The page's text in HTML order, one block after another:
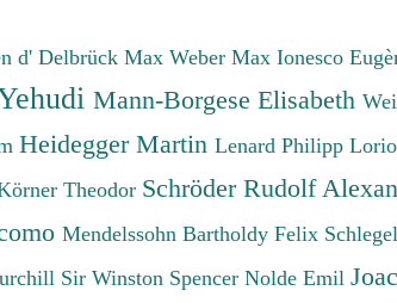
d'Delbrück MaxWeber MaxIonesco
Mann-Borgese Elisabeth
Heidegger Martin Lenard Philipp
Theodor Schröder Rudolf
Mendelssohn Bartholdy Felix
Sir Winston Spencer Nolde Emil